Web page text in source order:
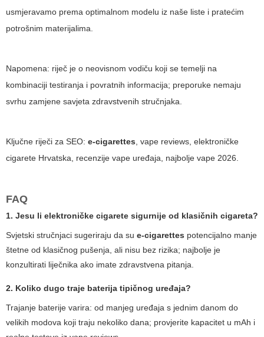
usmjeravamo prema optimalnom modelu iz naše liste i pratećim
potrošnim materijalima.
Napomena: riječ je o neovisnom vodiču koji se temelji na
kombinaciji testiranja i povratnih informacija; preporuke nemaju
svrhu zamjene savjeta zdravstvenih stručnjaka.
Ključne riječi za SEO: e-cigarettes, vape reviews, elektroničke
cigarete Hrvatska, recenzije vape uređaja, najbolje vape 2026.
FAQ
1. Jesu li elektroničke cigarete sigurnije od klasičnih cigareta?
Svjetski stručnjaci sugeriraju da su e-cigarettes potencijalno manje
štetne od klasičnog pušenja, ali nisu bez rizika; najbolje je
konzultirati liječnika ako imate zdravstvena pitanja.
2. Koliko dugo traje baterija tipičnog uređaja?
Trajanje baterije varira: od manjeg uređaja s jednim danom do
velikih modova koji traju nekoliko dana; provjerite kapacitet u mAh i